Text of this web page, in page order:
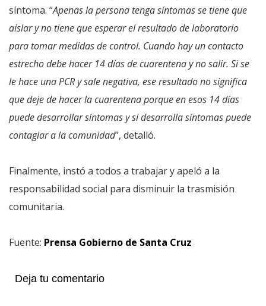
síntoma. “Apenas la persona tenga síntomas se tiene que
aislar y no tiene que esperar el resultado de laboratorio
para tomar medidas de control. Cuando hay un contacto
estrecho debe hacer 14 días de cuarentena y no salir. Si se
le hace una PCR y sale negativa, ese resultado no significa
que deje de hacer la cuarentena porque en esos 14 días
puede desarrollar síntomas y si desarrolla síntomas puede
contagiar a la comunidad”, detalló.
Finalmente, instó a todos a trabajar y apeló a la
responsabilidad social para disminuir la trasmisión
comunitaria.
Fuente: Prensa Gobierno de Santa Cruz
Deja tu comentario